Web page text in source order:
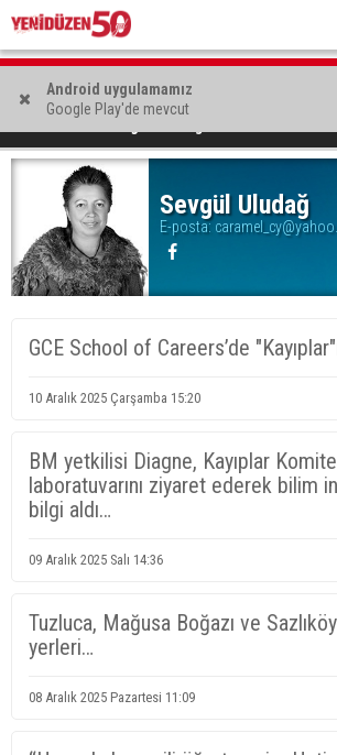
Android uygulamamız
Google Play'de mevcut
Arkın Engüney ve Reşat Kansoy Güzelyurt
aday adayı
AP: Hürmüz Boğazı'nın açılması için
son hali verildi Sevgül Uludağ
E-posta:
GCE School of Careers’de
10 Aralık 2025 Çarşamba 15:20
BM yetkilisi Diagne, Kayıplar
laboratuvarını ziyaret ederek bilim
bilgi aldı…
09 Aralık 2025 Salı 14:36
Tuzluca, Mağusa Boğazı ve
yerleri…
08 Aralık 2025 Pazartesi 11:09